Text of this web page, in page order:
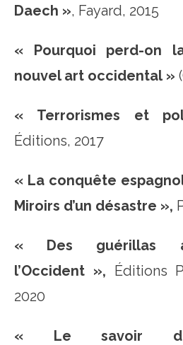
Daech », Fayard, 2015
« Pourquoi perd-on
nouvel art occidental »
« Terrorismes et
Éditions, 2017
« La conquête
Miroirs d’un désastre »,
« Des guérillas
l’Occident », Éditions
2020
« Le savoir